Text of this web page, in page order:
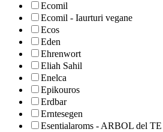
Ecomil
Ecomil - Iaurturi vegane
Ecos
Eden
Ehrenwort
Eliah Sahil
Enelca
Epikouros
Erdbar
Erntesegen
Esentialaroms - ARBOL del TE